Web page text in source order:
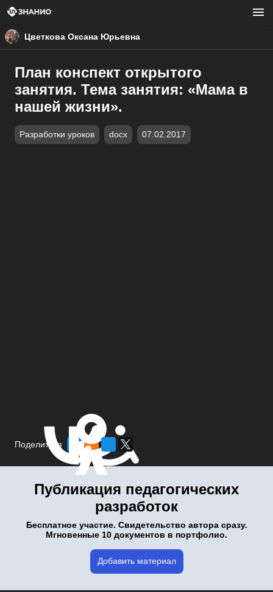
Цветкова Оксана Юрьевна
План конспект открытого
занятия. Тема занятия: «Мама в
нашей жизни».
Разработки уроков docx 07.02.2017
Поделиться
Публикация педагогических
разработок
Бесплатное участие. Свидетельство автора сразу.
Мгновенные 10 документов в портфолио.
Добавить материал